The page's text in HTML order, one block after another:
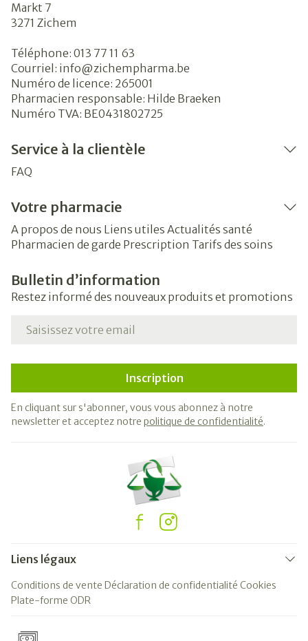
Markt 7
3271 Zichem
Téléphone: 013 77 11 63
Courriel: info@zichempharma.be
Numéro de licence: 265001
Pharmacien responsable: Hilde Braeken
Numéro TVA: BE0431802725
Service à la clientèle
FAQ
Votre pharmacie
A propos de nous Liens utiles Actualités santé
Pharmacien de garde Prescription Tarifs des soins
Bulletin d’information
Restez informé des nouveaux produits et promotions
Adresse mail
Inscription
En cliquant sur s'abonner, vous vous abonnez à notre
newsletter et acceptez notre politique de confidentialité.
Liens légaux
Conditions de vente Déclaration de confidentialité Cookies
Plate-forme ODR